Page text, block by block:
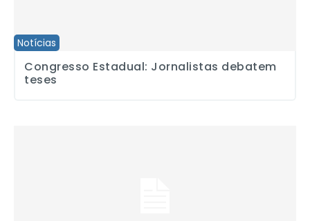
Notícias
Congresso Estadual: Jornalistas debatem
teses